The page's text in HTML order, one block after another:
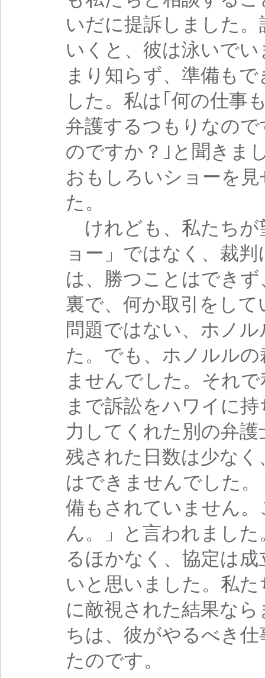
いだに提訴しました
いくと、彼は泳いで
まり知らず、準備も
した。私は｢何の仕事
弁護するつもりなの
のですか？｣と聞きま
おもしろいショーを
た。
けれども、私たちが
ョー」ではなく、裁
は、勝つことはでき
裏で、何か取引をし
問題ではない、ホノ
た。でも、ホノルル
ませんでした。それ
まで訴訟をハワイに
力してくれた別の弁
残された日数は少な
はできませんでした
備もされていません
ん。」と言われまし
るほかなく、協定は
いと思いました。私
に敵視された結果な
ちは、彼がやるべき
たのです。